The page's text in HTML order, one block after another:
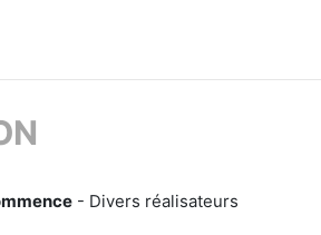
- Divers réalisateurs